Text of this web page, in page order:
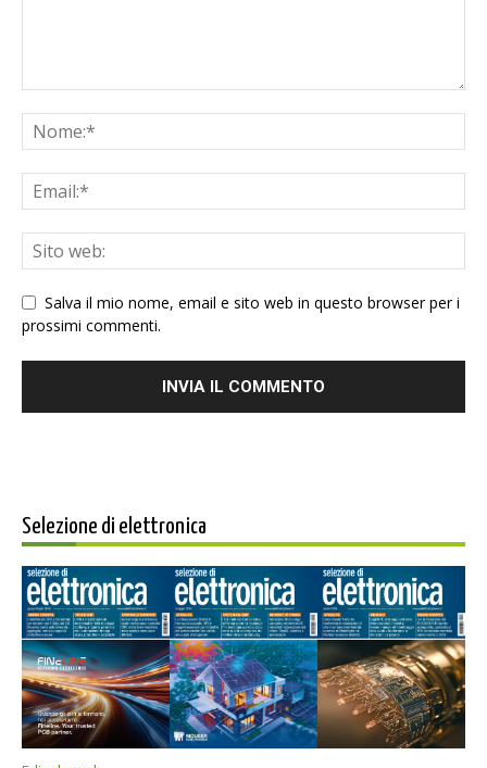
Salva il mio nome, email e sito web in questo browser per i
prossimi commenti.
Selezione di elettronica